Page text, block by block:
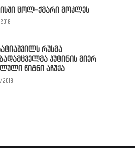
ცოლ-ქმარი მოკლეს
რუსმა
პუტინის მიერ
წიგნი აჩუქა